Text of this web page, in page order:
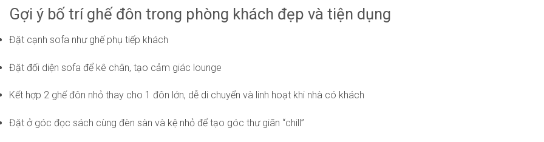
Gợi ý bố trí ghế đôn trong phòng khách đẹp và tiện dụng
Đặt cạnh sofa như ghế phụ tiếp khách
Đặt đối diện sofa để kê chân, tạo cảm giác lounge
Kết hợp 2 ghế đôn nhỏ thay cho 1 đôn lớn, dễ di chuyển và linh hoạt khi nhà có khách
Đặt ở góc đọc sách cùng đèn sàn và kệ nhỏ để tạo góc thư giãn “chill”